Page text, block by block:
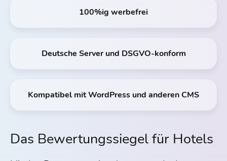
100%ig werbefrei
Deutsche Server und DSGVO-konform
Kompatibel mit WordPress und anderen CMS
Das Bewertungssiegel für Hotels